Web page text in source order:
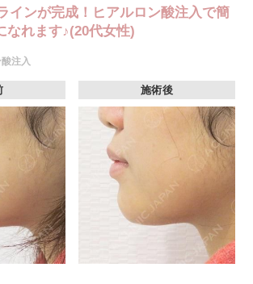
インが完成！ヒアルロン酸注入で簡
なれます♪(20代女性)
注入
施術後